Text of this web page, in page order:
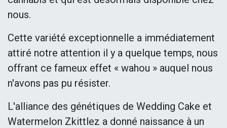
nous.
Cette variété exceptionnelle a immédiatement
attiré notre attention il y a quelque temps, nous
offrant ce fameux effet « wahou » auquel nous
n'avons pas pu résister.
L'alliance des génétiques de Wedding Cake et
Watermelon Zkittlez a donné naissance à un